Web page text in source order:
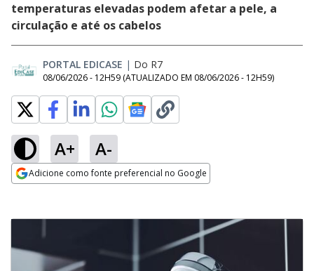
temperaturas elevadas podem afetar a pele, a
circulação e até os cabelos
PORTAL EDICASE | Do R7
08/06/2026 - 12H59 (ATUALIZADO EM 08/06/2026 - 12H59)
A+ A-
Adicione como fonte preferencial no Google